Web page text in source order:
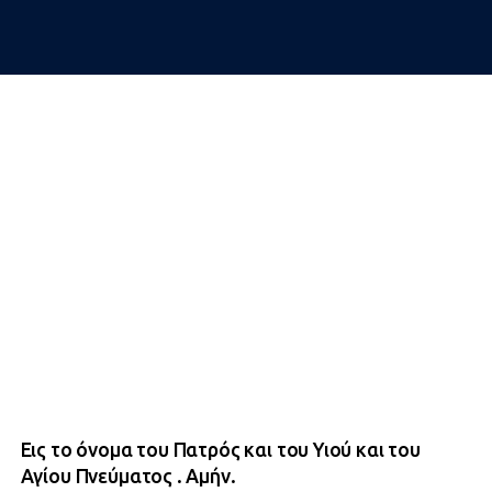
Εις το όνομα του Πατρός και του Υιού και του
Αγίου Πνεύματος . Αμήν.